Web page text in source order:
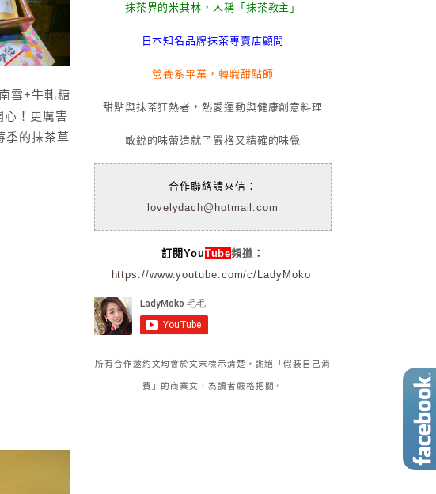
雪+牛軋糖
心！更厲害
季的抹茶草
抹茶界的米其林，人稱「抹茶教主」
日本知名品牌抹茶專賣店顧問
營養系畢業，轉職甜點師
甜點與抹茶狂熱者，熱愛運動與健康創意料理
敏銳的味蕾造就了嚴格又精確的味覺
合作聯絡請來信：
lovelydach@hotmail.com
訂閱YouTube頻道：
https://www.youtube.com/c/LadyMoko
所有合作邀約文均會於文末標示清楚，謝絕「假裝自己消
費」的商業文，為讀者嚴格把關。